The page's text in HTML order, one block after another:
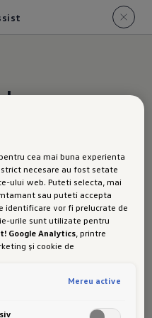
sa
cea mai buna experienta
necesare au fost setate
ului web. Puteti selecta, mai
sau puteti accepta
identificare vor fi prelucrate de
urile sunt utilizate pentru
Google Analytics, printre
și cookie de
Prin urmare, nu poate
interferenta cu
Mereu active